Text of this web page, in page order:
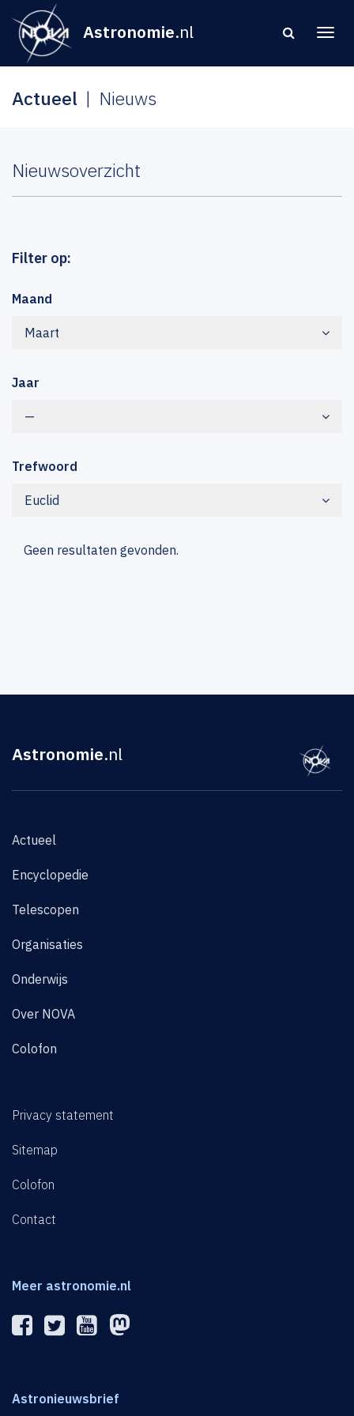
Astronomie.nl
Actueel Nieuws
Nieuwsoverzicht
Filter op:
Maand
Maart
Jaar
—
Trefwoord
Euclid
Geen resultaten gevonden.
Astronomie.nl
Actueel
Encyclopedie
Telescopen
Organisaties
Onderwijs
Over NOVA
Colofon
Privacy statement
Sitemap
Colofon
Contact
Meer astronomie.nl
Astronieuwsbrief